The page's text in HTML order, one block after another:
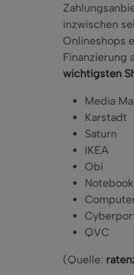
inzwischen
Onlineshops
Finanzierung
wichtigsten
Media
Karstadt
Saturn
IKEA
Obi
QVC
(Quelle: